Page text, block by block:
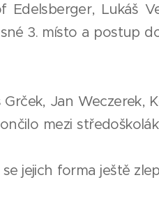
Lukáš
3. místo a postup
Jan Weczerek,
mezi
jejich forma ještě